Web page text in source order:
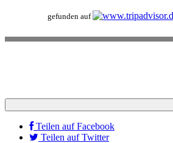
gefunden auf
Teilen auf Facebook
Teilen auf Twitter